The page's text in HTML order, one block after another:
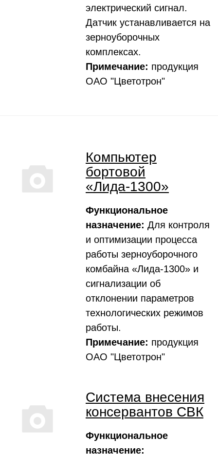
электрический сигнал.
Датчик устанавливается на
зерноуборочных
комплексах.
Примечание: продукция
ОАО "Цветотрон"
Компьютер
бортовой
«Лида-1300»
Функциональное
назначение: Для контроля
и оптимизации процесса
работы зерноуборочного
комбайна «Лида-1300» и
сигнализации об
отклонении параметров
технологических режимов
работы.
Примечание: продукция
ОАО "Цветотрон"
Система внесения
консервантов СВК
Функциональное
назначение: